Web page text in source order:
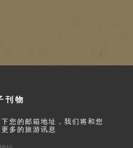
刊物
您的邮箱地址，我们将和您
多的旅游讯息